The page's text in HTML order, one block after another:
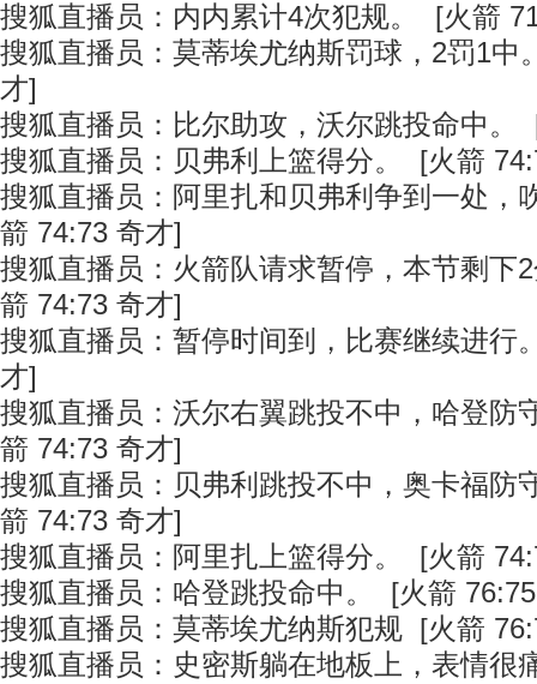
搜狐直播员：内内累计4次犯规。 [火箭
搜狐直播员：莫蒂埃尤纳斯罚球，2罚1
才]
搜狐直播员：比尔助攻，沃尔跳投命中。
搜狐直播员：贝弗利上篮得分。 [火箭
搜狐直播员：阿里扎和贝弗利争到一处，
箭 74:73 奇才]
搜狐直播员：火箭队请求暂停，本节剩下
箭 74:73 奇才]
搜狐直播员：暂停时间到，比赛继续进行
才]
搜狐直播员：沃尔右翼跳投不中，哈登防
箭 74:73 奇才]
搜狐直播员：贝弗利跳投不中，奥卡福防
箭 74:73 奇才]
搜狐直播员：阿里扎上篮得分。 [火箭
搜狐直播员：哈登跳投命中。 [火箭
搜狐直播员：莫蒂埃尤纳斯犯规 [火箭
搜狐直播员：史密斯躺在地板上，表情很